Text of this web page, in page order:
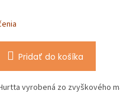
Pridať do košíka
vyrobená zo zvyškového